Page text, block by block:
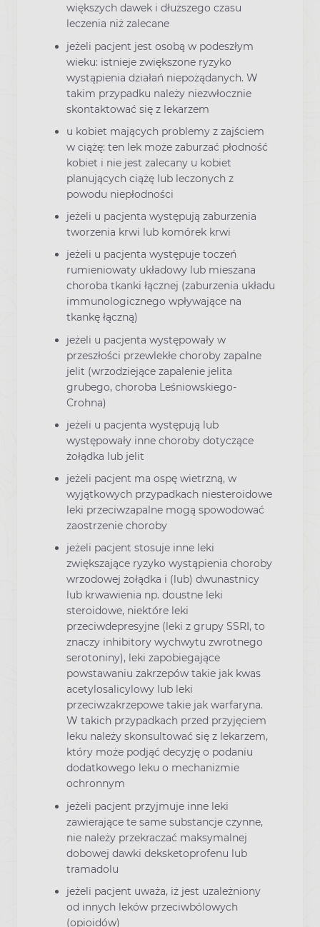
większych dawek i dłuższego czasu
leczenia niż zalecane
jeżeli pacjent jest osobą w podeszłym
wieku: istnieje zwiększone ryzyko
wystąpienia działań niepożądanych. W
takim przypadku należy niezwłocznie
skontaktować się z lekarzem
u kobiet mających problemy z zajściem
w ciążę: ten lek może zaburzać płodność
kobiet i nie jest zalecany u kobiet
planujących ciążę lub leczonych z
powodu niepłodności
jeżeli u pacjenta występują zaburzenia
tworzenia krwi lub komórek krwi
jeżeli u pacjenta występuje toczeń
rumieniowaty układowy lub mieszana
choroba tkanki łącznej (zaburzenia układu
immunologicznego wpływające na
tkankę łączną)
jeżeli u pacjenta występowały w
przeszłości przewlekłe choroby zapalne
jelit (wrzodziejące zapalenie jelita
grubego, choroba Leśniowskiego-
Crohna)
jeżeli u pacjenta występują lub
występowały inne choroby dotyczące
żołądka lub jelit
jeżeli pacjent ma ospę wietrzną, w
wyjątkowych przypadkach niesteroidowe
leki przeciwzapalne mogą spowodować
zaostrzenie choroby
jeżeli pacjent stosuje inne leki
zwiększające ryzyko wystąpienia choroby
wrzodowej żołądka i (lub) dwunastnicy
lub krwawienia np. doustne leki
steroidowe, niektóre leki
przeciwdepresyjne (leki z grupy SSRI, to
znaczy inhibitory wychwytu zwrotnego
serotoniny), leki zapobiegające
powstawaniu zakrzepów takie jak kwas
acetylosalicylowy lub leki
przeciwzakrzepowe takie jak warfaryna.
W takich przypadkach przed przyjęciem
leku należy skonsultować się z lekarzem,
który może podjąć decyzję o podaniu
dodatkowego leku o mechanizmie
ochronnym
jeżeli pacjent przyjmuje inne leki
zawierające te same substancje czynne,
nie należy przekraczać maksymalnej
dobowej dawki deksketoprofenu lub
tramadolu
jeżeli pacjent uważa, iż jest uzależniony
od innych leków przeciwbólowych
(opioidów)